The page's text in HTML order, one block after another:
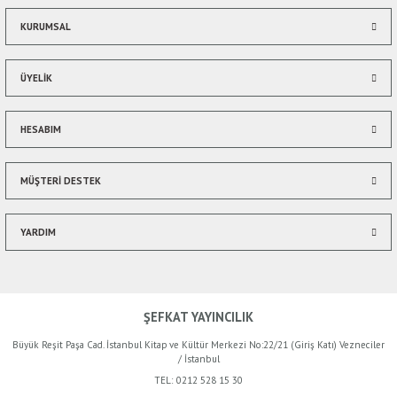
Bu ürüne benzer farklı alternatifler olmalı.
KURUMSAL
ÜYELİK
HESABIM
MÜŞTERİ DESTEK
YARDIM
ŞEFKAT YAYINCILIK
Büyük Reşit Paşa Cad. İstanbul Kitap ve Kültür Merkezi No:22/21 (Giriş Katı) Vezneciler
/ İstanbul
TEL: 0212 528 15 30